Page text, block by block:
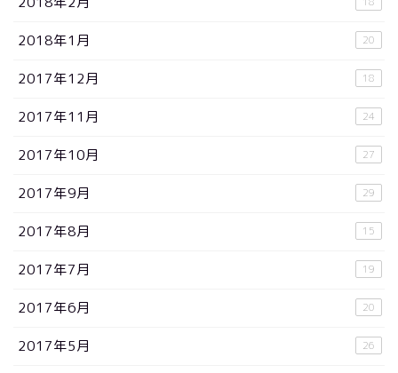
2018年1月 20
2017年12月 18
2017年11月 24
2017年10月 27
2017年9月 29
2017年8月 15
2017年7月 19
2017年6月 20
2017年5月 26